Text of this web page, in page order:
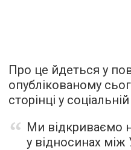
Про це йдеться у
опублікованому
сторінці у
Ми відкриваємо
у відносинах між